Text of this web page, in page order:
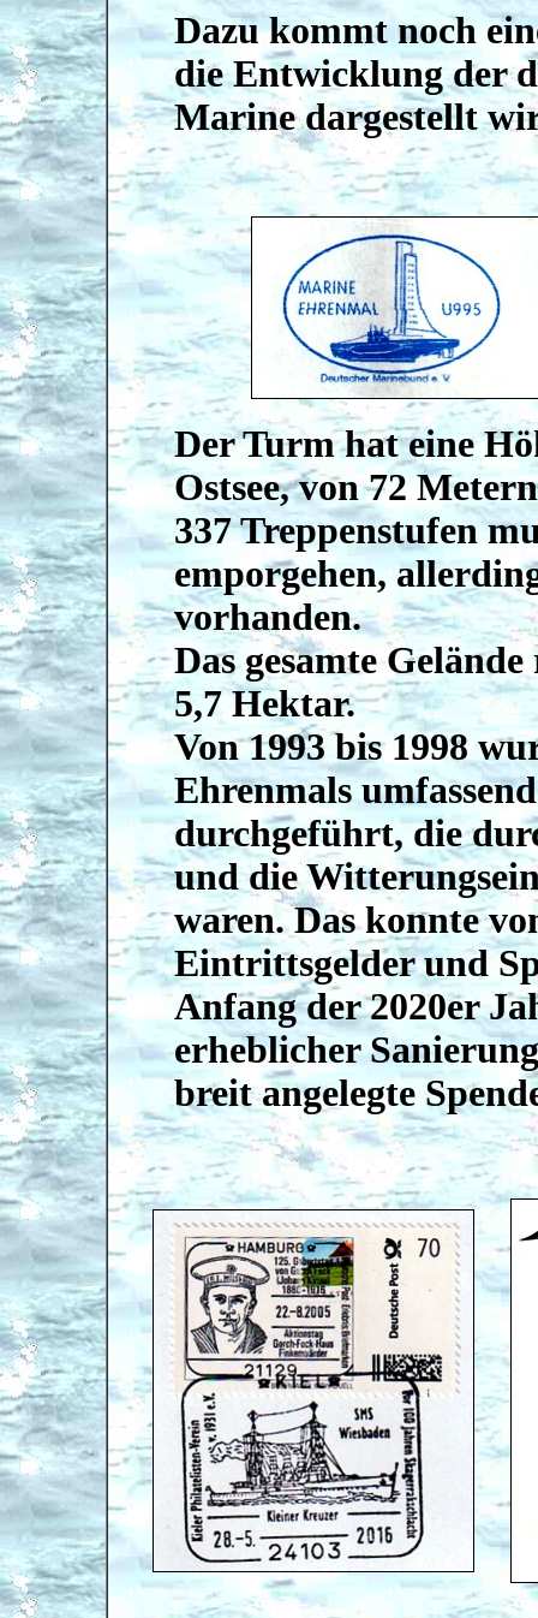
Dazu kommt noch
die Entwicklung der
Marine dargestellt
Der Turm hat eine
Ostsee, von 72
337 Treppenstufen
emporgehen,
vorhanden.
Das gesamte
5,7 Hektar.
Von 1993 bis 1998
Ehrenmals
durchgeführt, die
und die
waren. Das konnte
Eintrittsgelder und
Anfang der 2020er
erheblicher
breit angelegte